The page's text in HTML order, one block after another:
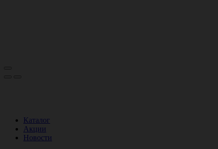
Каталог
Акции
Новости